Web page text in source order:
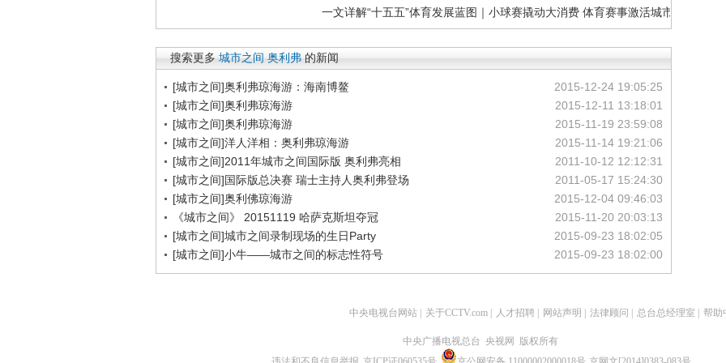
搜索更多 城市之间 奥利弗 的新闻
2015-12-24 19:05:25
[城市之间]奥利弗琼海游：海南博鳌
2015-12-11 13:18:01
[城市之间]奥利弗琼海游
2015-11-19 23:59:08
[城市之间]奥利弗琼海游
2015-11-14 19:21:06
[城市之间]洋人洋相：奥利弗琼海游
2011-10-12 12:12:31
[城市之间]2011年城市之间国际版 奥利弗亮相
2011-05-17 15:24:30
[城市之间]国际版总决赛 瑞士主持人奥利弗登场
2015-12-04 09:46:03
[城市之间]奥利佛琼海游
2015-11-20 20:03:13
《城市之间》 20151119 哈萨克斯坦夺冠
2015-09-23 18:02:05
[城市之间]城市之间录制现场的生日Party
2015-09-23 18:02:00
[城市之间]小牛——城市之间的标志性符号
中央电视台网站 关于CCTV.com 人才招聘 网站声明 法律顾问 总台总经理室 帮助
中央广播电视总台 央视网 版权所有